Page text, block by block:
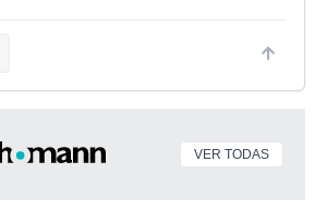
VER TODAS